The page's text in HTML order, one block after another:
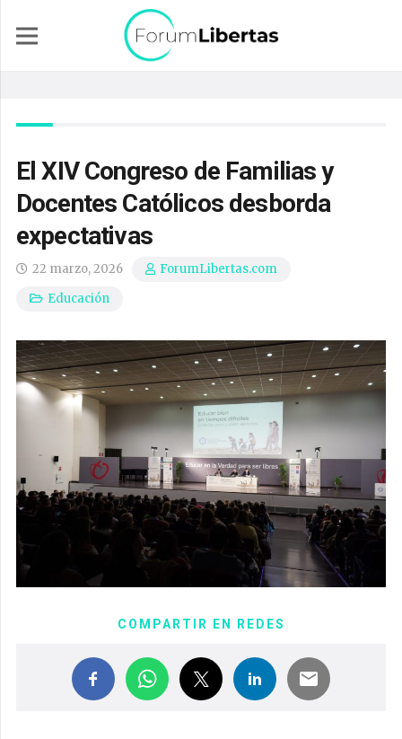
El XIV Congreso de Familias y
Docentes Católicos desborda
expectativas
22 marzo, 2026
ForumLibertas.com
Educación
COMPARTIR EN REDES